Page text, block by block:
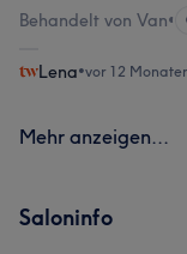
Behandelt von Van•
Lena•vor 12
Mehr anzeigen...
Saloninfo